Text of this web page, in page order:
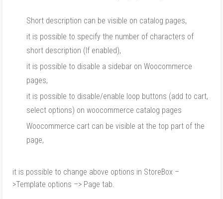
Short description can be visible on catalog pages,
it is possible to specify the number of characters of
short description (If enabled),
it is possible to disable a sidebar on Woocommerce
pages,
it is possible to disable/enable loop buttons (add to cart,
select options) on woocommerce catalog pages
Woocommerce cart can be visible at the top part of the
page,
it is possible to change above options in StoreBox –
>Template options –> Page tab.